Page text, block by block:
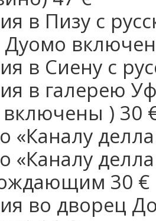
в Пизу с
Дуомо
в Сиену с
в галерею
) 30
«Каналу
«Каналу
30 €
во дворец